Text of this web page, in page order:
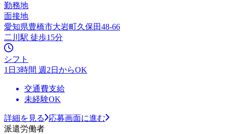
勤務地
面接地
愛知県豊橋市大岩町久保田48-66
二川駅 徒歩15分
シフト
1日3時間 週2日からOK
交通費支給
未経験OK
詳細を見る
応募画面に進む
派遣労働者